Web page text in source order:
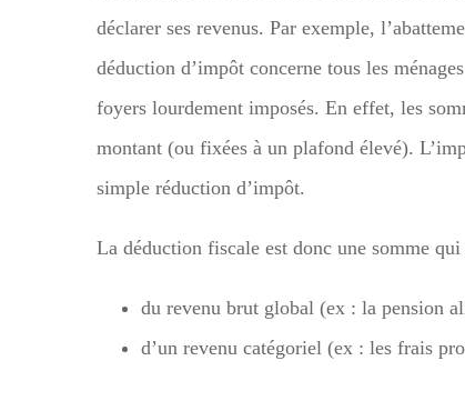
déclarer ses revenus. Par exemple,
déduction d’impôt concerne tous les
foyers lourdement imposés. En effet, les
montant (ou fixées à un plafond élevé).
simple réduction d’impôt.
La déduction fiscale est donc une somme qui
du revenu brut global (ex : la pension
d’un revenu catégoriel (ex : les frais